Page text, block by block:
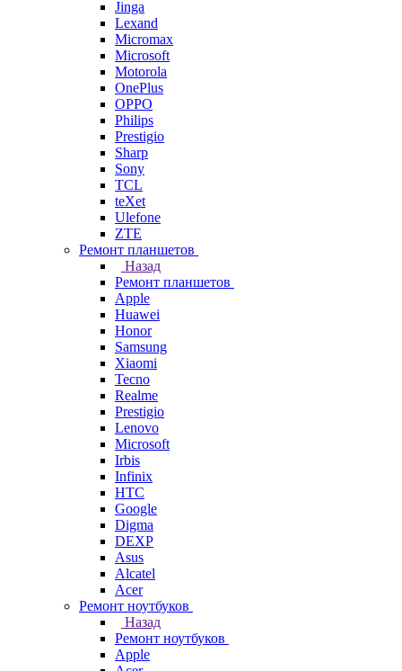
Jinga
Lexand
Micromax
Microsoft
Motorola
OnePlus
OPPO
Philips
Prestigio
Sharp
Sony
TCL
teXet
Ulefone
ZTE
Ремонт планшетов
Назад
Ремонт планшетов
Apple
Huawei
Honor
Samsung
Xiaomi
Tecno
Realme
Prestigio
Lenovo
Microsoft
Irbis
Infinix
HTC
Google
Digma
DEXP
Asus
Alcatel
Acer
Ремонт ноутбуков
Назад
Ремонт ноутбуков
Apple